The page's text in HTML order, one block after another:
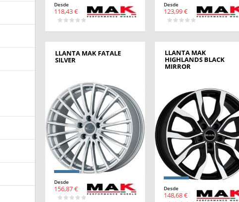
Desde
118,43 €
Desde
123,99 €
LLANTA MAK FATALE
SILVER
Desde
156,87 €
LLANTA MAK
HIGHLANDS BLACK
MIRROR
Desde
148,68 €